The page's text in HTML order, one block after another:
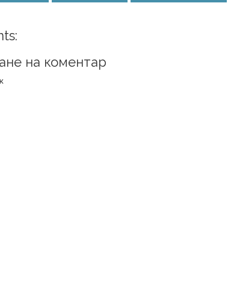
на коментар